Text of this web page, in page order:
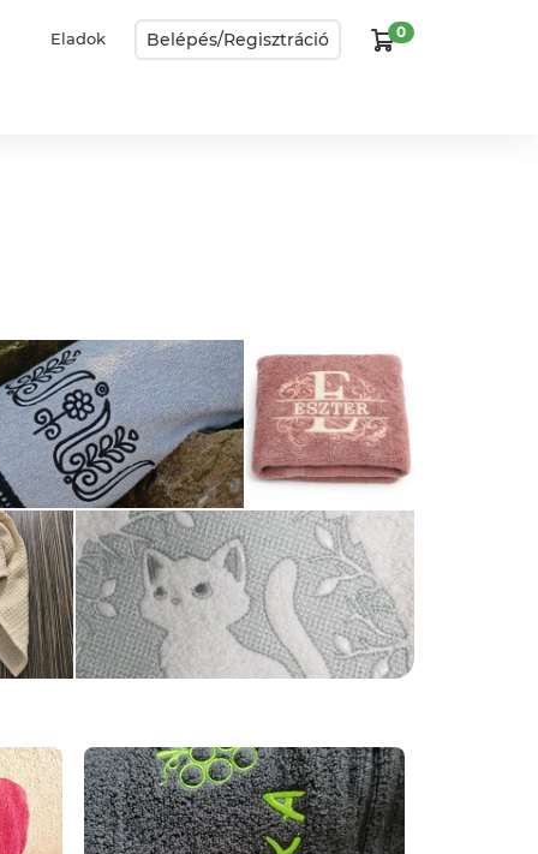
Eladok Belépés/Regisztráció 0